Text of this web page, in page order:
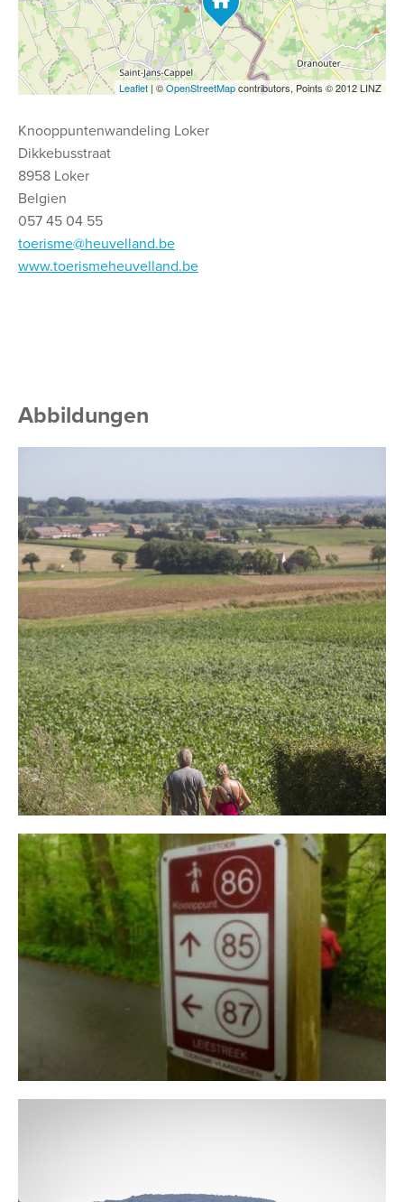
Leaflet | ©OpenStreetMapcontributors, Points © 2012 LINZ
Knooppuntenwandeling Loker
Dikkebusstraat
8958 Loker
Belgien
057 45 04 55
toerisme@heuvelland.be
www.toerismeheuvelland.be
Abbildungen